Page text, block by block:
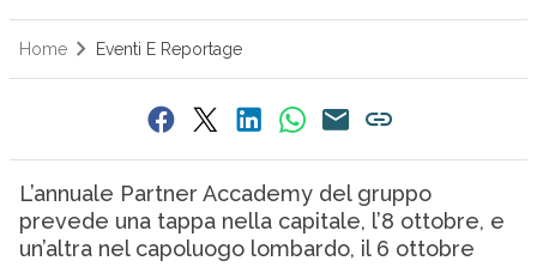
Home Eventi E Reportage
L’annuale Partner Accademy del gruppo
prevede una tappa nella capitale, l’8 ottobre, e
un’altra nel capoluogo lombardo, il 6 ottobre